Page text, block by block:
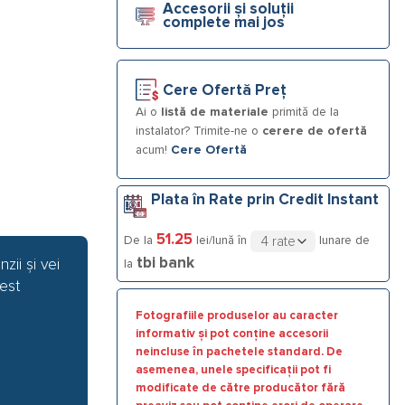
tactile
și vei
Accesorii și soluții
complete mai jos
Cere Ofertă Preț
Ai o listă de materiale primită de la
instalator? Trimite-ne o cerere de ofertă
acum! Cere Ofertă
Plata în Rate prin Credit Instant
De la 51.25 lei/lună în
lunare de
la tbi bank
Fotografiile produselor au caracter
informativ și pot conține accesorii
neincluse în pachetele standard. De
asemenea, unele specificații pot fi
modificate de către producător fără